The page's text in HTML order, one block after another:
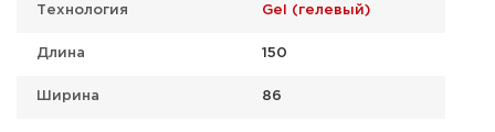
Технология Gel (гелевый)
Длина 150
Ширина 86